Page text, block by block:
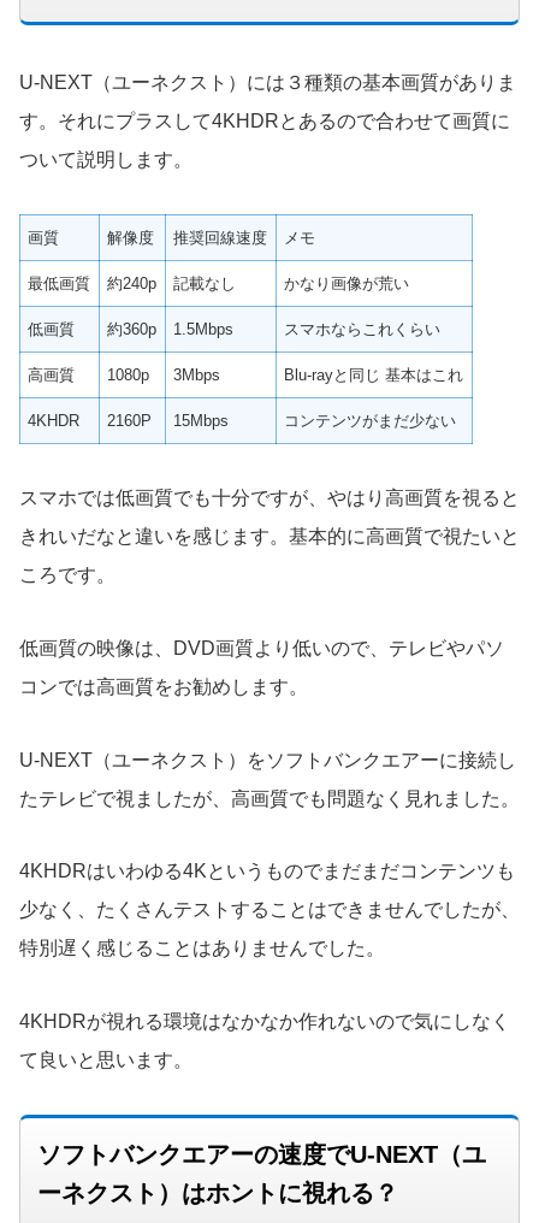
U-NEXT（ユーネクスト）には３種類の基本画質がありま
す。それにプラスして4KHDRとあるので合わせて画質に
ついて説明します。
画質 解像度 推奨回線速度 メモ
最低画質 約240p 記載なし かなり画像が荒い
低画質 約360p 1.5Mbps スマホならこれくらい
高画質 1080p 3Mbps Blu-rayと同じ 基本はこれ
4KHDR 2160P 15Mbps コンテンツがまだ少ない
スマホでは低画質でも十分ですが、やはり高画質を視ると
きれいだなと違いを感じます。基本的に高画質で視たいと
ころです。
低画質の映像は、DVD画質より低いので、テレビやパソ
コンでは高画質をお勧めします。
U-NEXT（ユーネクスト）をソフトバンクエアーに接続し
たテレビで視ましたが、高画質でも問題なく見れました。
4KHDRはいわゆる4Kというものでまだまだコンテンツも
少なく、たくさんテストすることはできませんでしたが、
特別遅く感じることはありませんでした。
4KHDRが視れる環境はなかなか作れないので気にしなく
て良いと思います。
ソフトバンクエアーの速度でU-NEXT（ユ
ーネクスト）はホントに視れる？